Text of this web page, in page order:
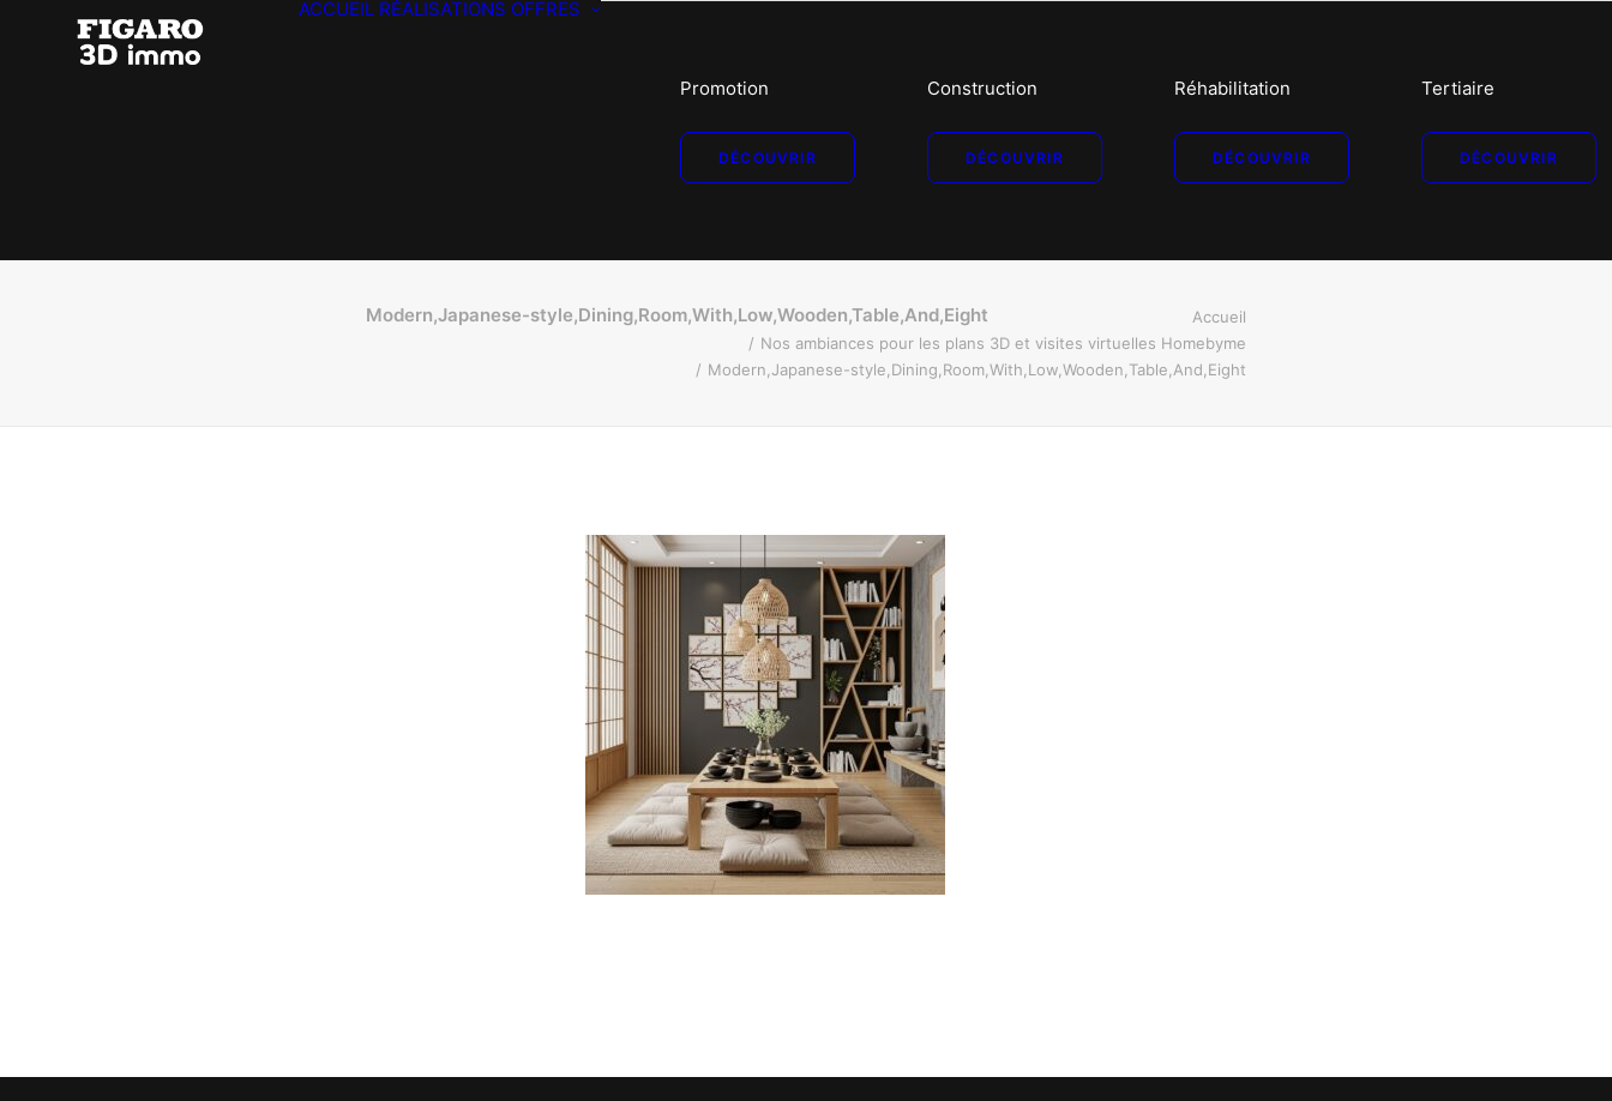
ACCUEIL RÉALISATIONS OFFRES
Promotion
DÉCOUVRIR
Construction
DÉCOUVRIR
Réhabilitation
DÉCOUVRIR
Tertiaire
DÉCOUVRIR
Modern,Japanese-style,Dining,Room,With,Low,Wooden,Table,And,Eight
Accueil
Nos ambiances pour les plans 3D et visites virtuelles Homebyme
Modern,Japanese-style,Dining,Room,With,Low,Wooden,Table,And,Eight